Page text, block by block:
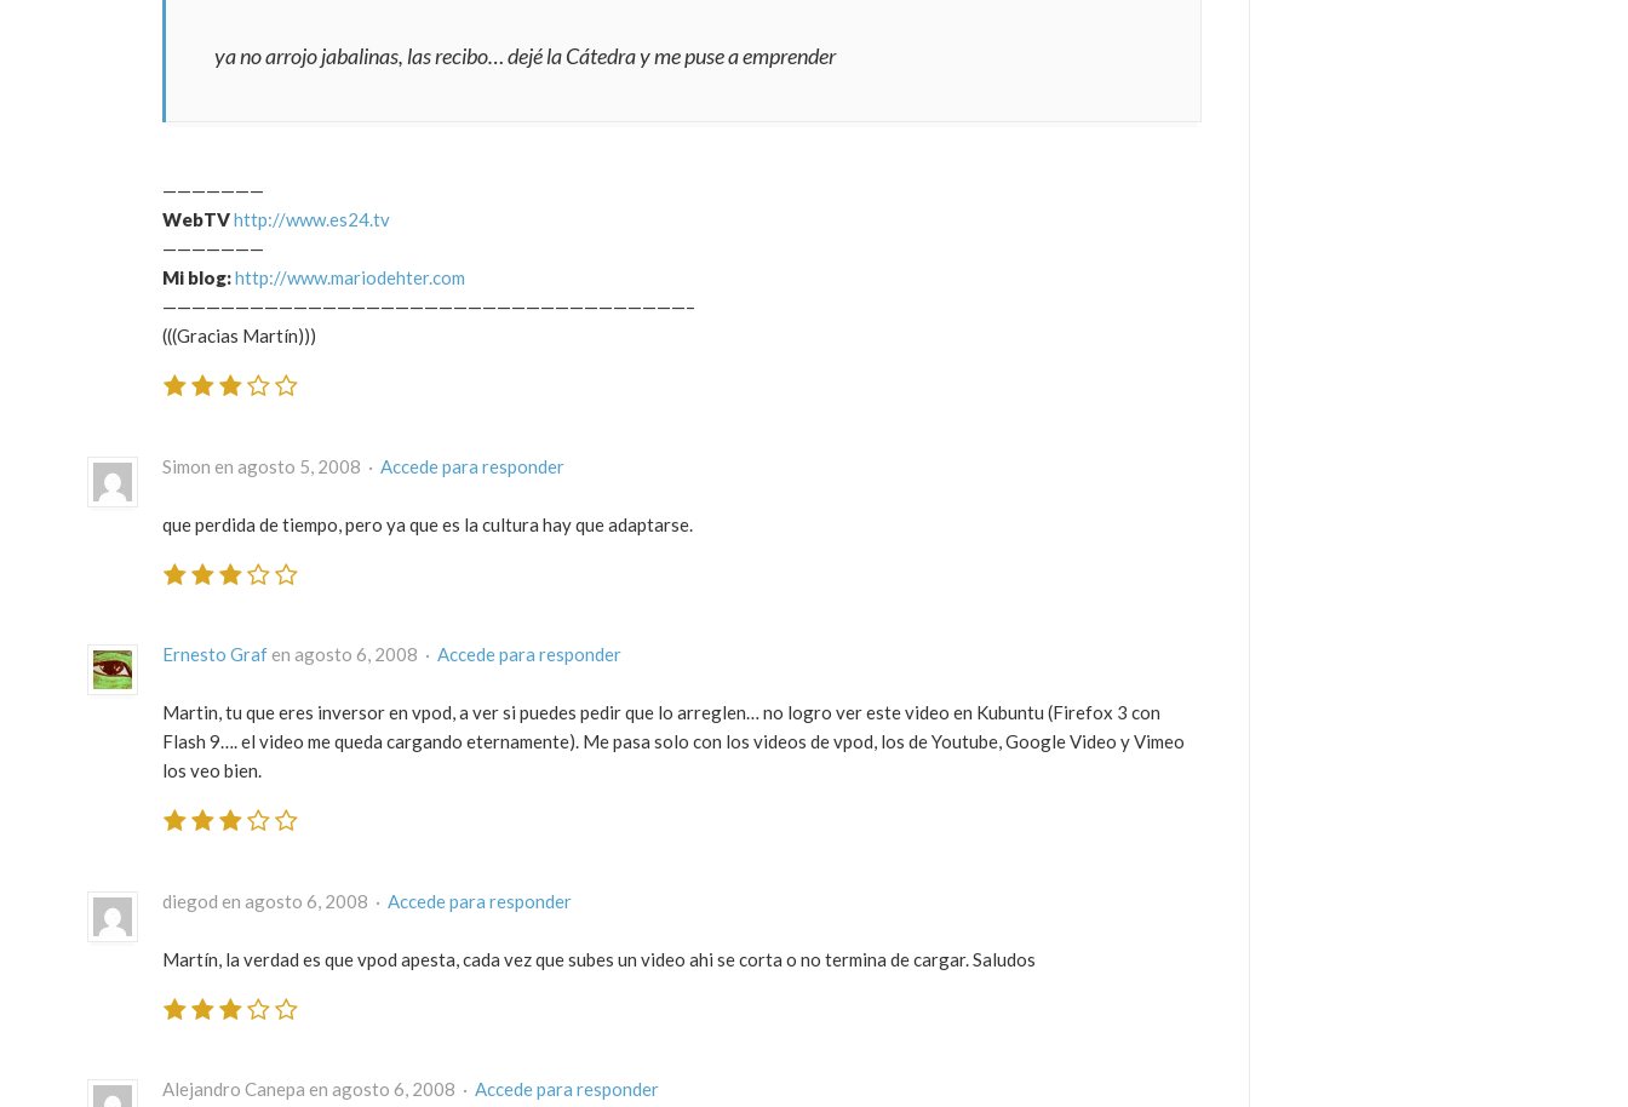
ya no arrojo jabalinas, las recibo… dejé la Cátedra y me puse a emprender
———————
WebTVhttp://www.es24.tv
———————
Mi blog:http://www.mariodehter.com
————————————————————————————————————–
(((Gracias Martín)))
Simon en agosto 5, 2008 · Accede para responder
que perdida de tiempo, pero ya que es la cultura hay que adaptarse.
Ernesto Graf en agosto 6, 2008 · Accede para responder
Martin, tu que eres inversor en vpod, a ver si puedes pedir que lo arreglen… no logro ver este video en Kubuntu (Firefox 3 con
Flash 9…. el video me queda cargando eternamente). Me pasa solo con los videos de vpod, los de Youtube, Google Video y Vimeo
los veo bien.
diegod en agosto 6, 2008 · Accede para responder
Martín, la verdad es que vpod apesta, cada vez que subes un video ahi se corta o no termina de cargar. Saludos
Alejandro Canepa en agosto 6, 2008 · Accede para responder